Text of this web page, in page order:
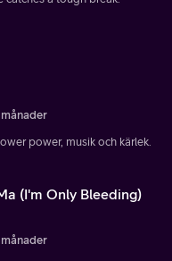
power, musik och kärlek.
(I'm Only Bleeding)